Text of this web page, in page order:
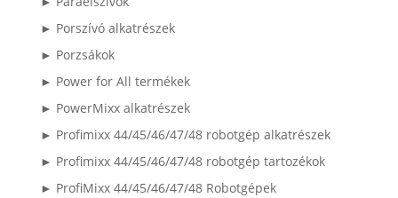
► Porszívó alkatrészek
► Porzsákok
► Power for All termékek
► PowerMixx alkatrészek
► Profimixx 44/45/46/47/48 robotgép alkatrészek
► Profimixx 44/45/46/47/48 robotgép tartozékok
► ProfiMixx 44/45/46/47/48 Robotgépek